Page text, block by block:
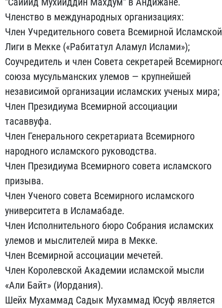
Членство в международных организациях:
Член Учредительного совета Всемирной Исламской
Лиги в Мекке («Рабитатул Аламул Ислами»);
Соучредитель и член Совета секретарей
союза мусульманских улемов — крупнейшей
независимой организации исламских ученых мира;
Член Президиума Всемирной ассоциации
тасаввуфа.
Член Генерального секретариата Всемирного
народного исламского руководства.
Член Президиума Всемирного совета исламского
призыва.
Член Ученого совета Всемирного исламского
университета в Исламабаде.
Член Исполнительного бюро Собрания исламских
улемов и мыслителей мира в Мекке.
Член Всемирной ассоциации мечетей.
Член Королевской Академии исламской мысли
«Али Байт» (Иордания).
Шейх Мухаммад Садык Мухаммад Юсуф является